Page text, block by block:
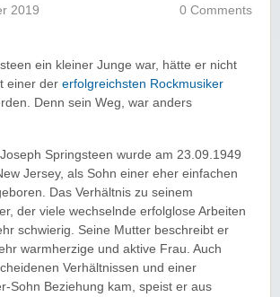
2019
0 Comments
ein kleiner Junge war, hätte er nicht
einer der erfolgreichsten Rockmusiker
Denn sein Weg, war anders
Springsteen wurde am 23.09.1949
Jersey, als Sohn einer eher einfachen
Das Verhältnis zu seinem
der viele wechselnde erfolglose Arbeiten
schwierig. Seine Mutter beschreibt er
warmherzige und aktive Frau. Auch
Verhältnissen und einer
Sohn Beziehung kam, speist er aus